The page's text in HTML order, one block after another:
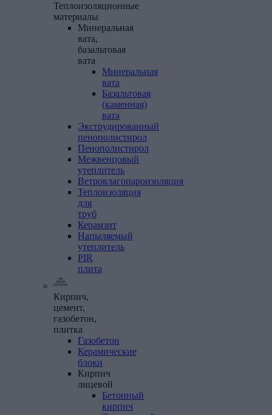
Теплоизоляционные
материалы
Минеральная
вата,
базальтовая
вата
Минеральная
вата
Базальтовая
(каменная)
вата
Экструдированный
пенополистирол
Пенополистирол
Межвенцовый
утеплитель
Ветровлагопароизоляция
Теплоизоляция
для
труб
Керамзит
Напыляемый
утеплитель
PIR
плита
Кирпич,
цемент,
газобетон,
плитка
Газобетон
Керамические
блоки
Кирпич
лицевой
Бетонный
кирпич